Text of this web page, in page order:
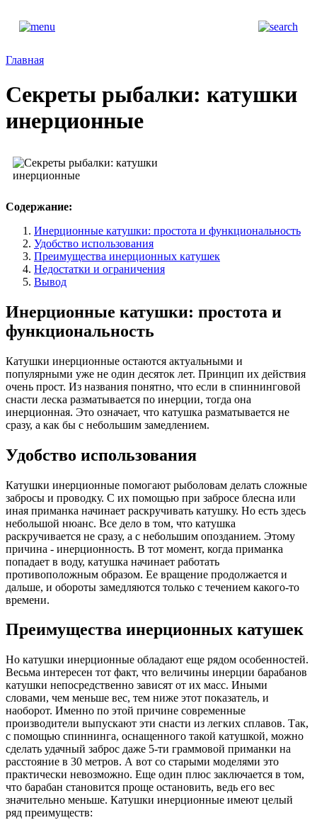
Главная
Секреты рыбалки: катушки
инерционные
Содержание:
Инерционные катушки: простота и функциональность
Удобство использования
Преимущества инерционных катушек
Недостатки и ограничения
Вывод
Инерционные катушки: простота и
функциональность
Катушки инерционные остаются актуальными и
популярными уже не один десяток лет. Принцип их действия
очень прост. Из названия понятно, что если в спиннинговой
снасти леска разматывается по инерции, тогда она
инерционная. Это означает, что катушка разматывается не
сразу, а как бы с небольшим замедлением.
Удобство использования
Катушки инерционные помогают рыболовам делать сложные
забросы и проводку. С их помощью при забросе блесна или
иная приманка начинает раскручивать катушку. Но есть здесь
небольшой нюанс. Все дело в том, что катушка
раскручивается не сразу, а с небольшим опозданием. Этому
причина - инерционность. В тот момент, когда приманка
попадает в воду, катушка начинает работать
противоположным образом. Ее вращение продолжается и
дальше, и обороты замедляются только с течением какого-то
времени.
Преимущества инерционных катушек
Но катушки инерционные обладают еще рядом особенностей.
Весьма интересен тот факт, что величины инерции барабанов
катушки непосредственно зависят от их масс. Иными
словами, чем меньше вес, тем ниже этот показатель, и
наоборот. Именно по этой причине современные
производители выпускают эти снасти из легких сплавов. Так,
с помощью спиннинга, оснащенного такой катушкой, можно
сделать удачный заброс даже 5-ти граммовой приманки на
расстояние в 30 метров. А вот со старыми моделями это
практически невозможно. Еще один плюс заключается в том,
что барабан становится проще остановить, ведь его вес
значительно меньше. Катушки инерционные имеют целый
ряд преимуществ: